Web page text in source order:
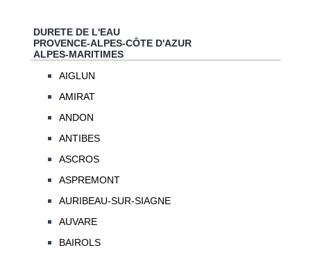
DURETE DE L'EAU
PROVENCE-ALPES-CÔTE D'AZUR
ALPES-MARITIMES
AIGLUN
AMIRAT
ANDON
ANTIBES
ASCROS
ASPREMONT
AURIBEAU-SUR-SIAGNE
AUVARE
BAIROLS